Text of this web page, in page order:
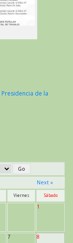
Presidencia de la
Next »
Viernes Sábado
1
7 8